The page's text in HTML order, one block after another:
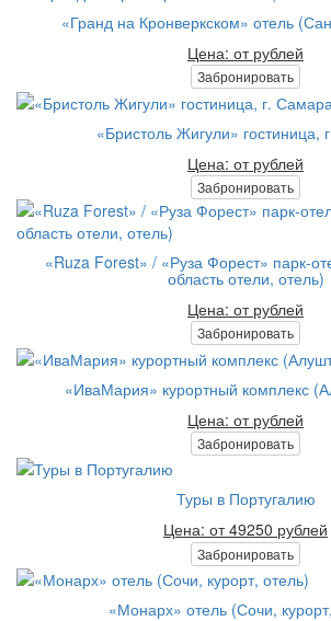
«Гранд на Кронверкском» отель
Цена: от рублей
Забронировать
«Бристоль Жигули» гостиница,
Цена: от рублей
Забронировать
«Ruza Forest» / «Руза Форест» парк-
область отели, отель)
Цена: от рублей
Забронировать
«ИваМария» курортный комплекс
Цена: от рублей
Забронировать
Туры в Португалию
Цена: от 49250 рублей
Забронировать
«Монарх» отель (Сочи,